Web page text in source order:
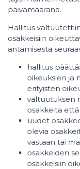
päivämääränä.
Hallitus
osakkeisiin
antamisesta
hallitus
oikeuksien ja
erityisten
valtuutuksen
osakkeita
uudet
olevia
vastaan tai
osakkeiden
osakkeisiin